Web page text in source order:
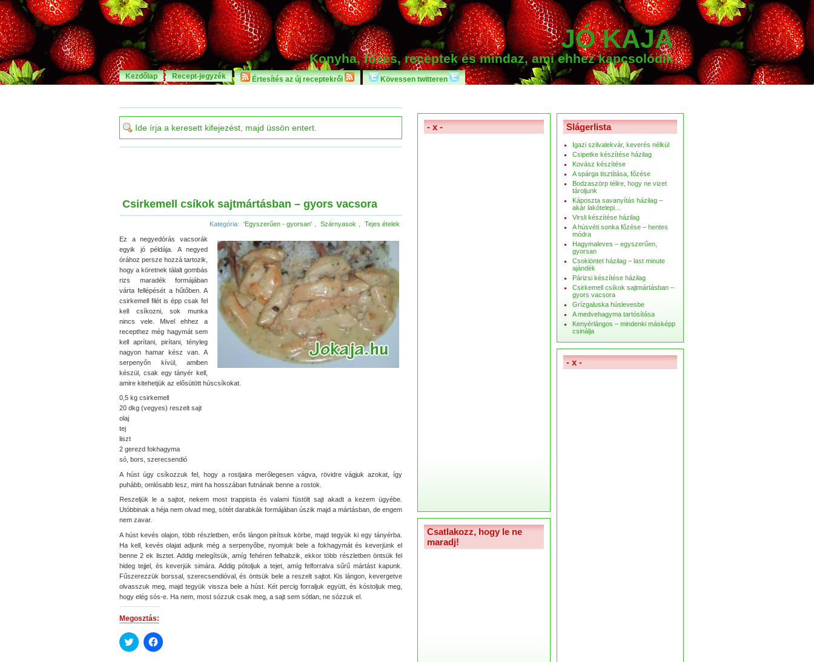
JÓ KAJA
Konyha, főzés, receptek és mindaz, ami ehhez kapcsolódik
Kezdőlap Recept-jegyzék Értesítés az új receptekről Kövessen twitteren
Csirkemell csíkok sajtmártásban – gyors vacsora
Kategória: 'Egyszerűen - gyorsan' Szárnyasok Tejes ételek
Ez a negyedórás vacsorák
egyik jó példája. A negyed
órához persze hozzá tartozik,
hogy a köretnek tálalt gombás
rizs maradék formájában
várta fellépését a hűtőben. A
csirkemell filét is épp csak fel
kell csíkozni, sok munka
nincs vele. Mivel ehhez a
recepthez még hagymát sem
kell aprítani, pirítani, tényleg
nagyon hamar kész van. A
serpenyőn kívül, amiben
készül, csak egy tányér kell,
amire kitehetjük az elősütött húscsíkokat.
0,5 kg csirkemell
20 dkg (vegyes) reszelt sajt
olaj
tej
liszt
2 gerezd fokhagyma
só, bors, szerecsendió
A húst úgy csíkozzuk fel, hogy a rostjaira merőlegesen vágva, rövidre vágjuk azokat, így
puhább, omlósabb lesz, mint ha hosszában futnának benne a rostok.
Reszeljük le a sajtot, nekem most trappista és valami füstölt sajt akadt a kezem ügyébe.
Utóbbinak a héja nem olvad meg, sötét darabkák formájában úszik majd a mártásban, de engem
nem zavar.
A húst kevés olajon, több részletben, erős lángon pirítsuk körbe, majd tegyük ki egy tányérba.
Ha kell, kevés olajat adjunk még a serpenyőbe, nyomjuk bele a fokhagymát és keverjünk el
benne 2 ek lisztet. Addig melegítsük, amíg fehéren felhabzik, ekkor több részletben öntsük fel
hideg tejjel, és keverjük simára. Addig pótoljuk a tejet, amíg felforralva sűrű mártást kapunk.
Fűszerezzük borssal, szerecsendióval, és öntsük bele a reszelt sajtot. Kis lángon, kevergetve
olvasszuk meg, majd tegyük vissza bele a húst. Két percig forraljuk együtt, és kóstoljuk meg,
hogy elég sós-e. Ha nem, most sózzuk csak meg, a sajt sem sótlan, ne sózzuk el.
Megosztás:
Click
to
Click
to
- x -
Csatlakozz, hogy le ne
maradj!
Slágerlista
Igazi szilvalekvár, keverés nélkül
Csipetke készítése házilag
Kovász készítése
A spárga tisztítása, főzése
Bodzaszörp télire, hogy ne vizet
tároljunk
Káposzta savanyítás házilag –
akár lakótelepi…
Virsli készítése házilag
A húsvéti sonka főzése – hentes
módra
Hagymaleves – egyszerűen,
gyorsan
Csokiöntet házilag – last minute
ajándék
Párizsi készítése házilag
Csirkemell csíkok sajtmártásban –
gyors vacsora
Grízgaluska húslevesbe
A medvehagyma tartósítása
Kenyérlángos – mindenki másképp
csinálja
- x -